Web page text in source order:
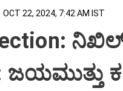
OCT 22, 2024, 7:42 AM IST
ಜಯಮುತ್ತು